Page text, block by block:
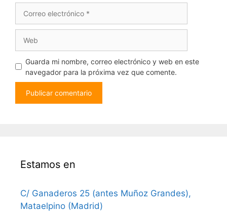
electrónico
Guarda mi nombre, correo electrónico y web en este
navegador para la próxima vez que comente.
Estamos en
C/ Ganaderos 25 (antes Muñoz Grandes),
Mataelpino (Madrid)